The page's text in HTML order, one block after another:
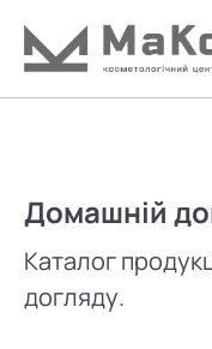
Домашній
Каталог
догляду.